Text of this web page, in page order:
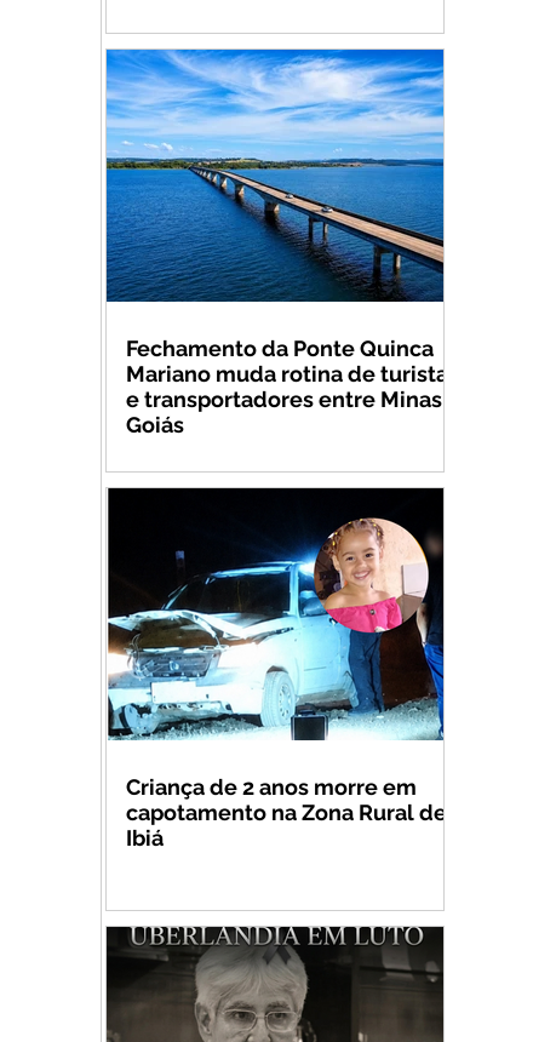
Fechamento da Ponte Quinca
Mariano muda rotina de turistas
e transportadores entre Minas e
Goiás
Criança de 2 anos morre em
capotamento na Zona Rural de
Ibiá